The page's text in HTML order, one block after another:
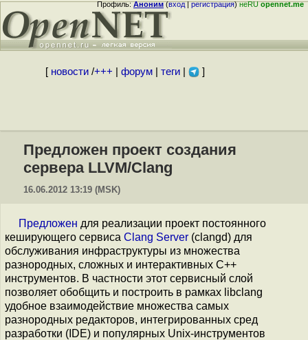
Профиль:Аноним(вход|регистрация)неRUopennet.me
[ новости/+++ форум| теги| ]
Предложен проект создания
сервера LLVM/Clang
16.06.2012 13:19 (MSK)
Предложен для реализации проект постоянного
кеширующего сервиса Clang Server (clangd) для
обслуживания инфраструктуры из множества
разнородных, сложных и интерактивных C++
инструментов. В частности этот сервисный слой
позволяет обобщить и построить в рамках libclang
удобное взаимодействие множества самых
разнородных редакторов, интегрированных сред
разработки (IDE) и популярных Unix-инструментов